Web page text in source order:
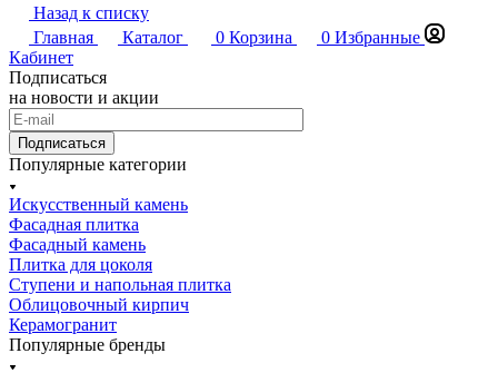
Назад к списку
Главная
Каталог 0 Корзина 0 Избранные
Кабинет
Подписаться
на новости и акции
Подписаться
Популярные категории
Искусственный камень
Фасадная плитка
Фасадный камень
Плитка для цоколя
Ступени и напольная плитка
Облицовочный кирпич
Керамогранит
Популярные бренды